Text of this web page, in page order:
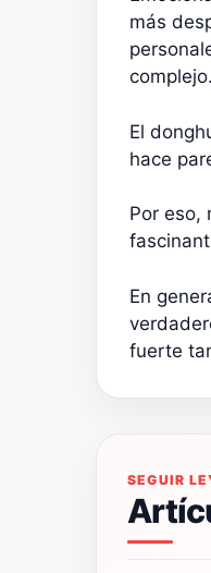
más
complejo.
El
hace
Por eso,
En
fuerte
SEGUIR